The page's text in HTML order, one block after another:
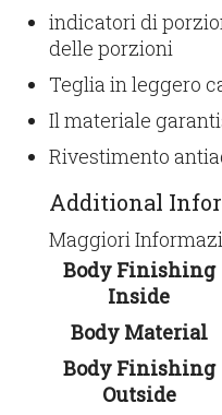
indicatori di
delle porzioni
Teglia in leggero
Il materiale
Rivestimento
Additional
Maggiori
Body Finishing
Inside
Body Material
Body Finishing
Outside